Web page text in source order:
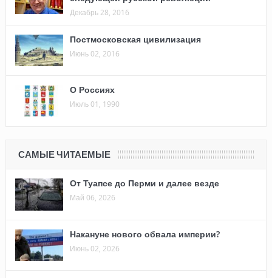
Декабрь 28, 2016
Постмосковская цивилизация
Июнь 02, 2016
О Россиях
Июль 01, 1990
САМЫЕ ЧИТАЕМЫЕ
От Туапсе до Перми и далее везде
Май 06, 2026
Накануне нового обвала империи?
Июнь 02, 2026